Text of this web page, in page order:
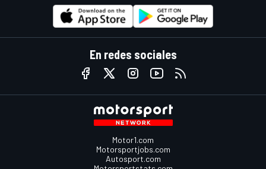
En redes sociales
Motor1.com
Motorsportjobs.com
Autosport.com